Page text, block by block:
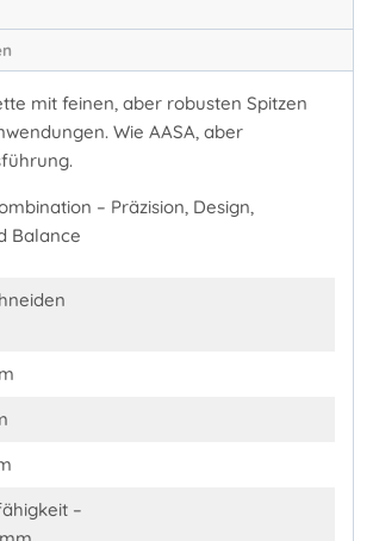
mit feinen, aber robusten Spitzen
Wie AASA, aber
– Präzision, Design,
Balance
–